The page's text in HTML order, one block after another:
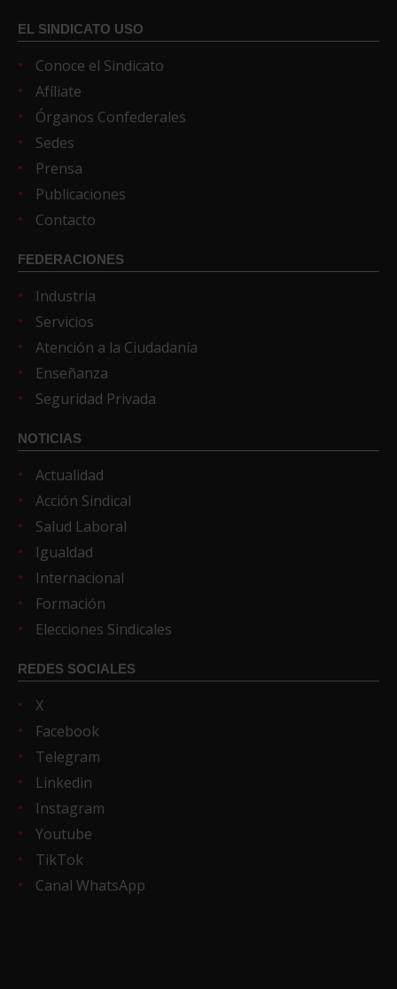
EL SINDICATO USO
Conoce el Sindicato
Afíliate
Órganos Confederales
Sedes
Prensa
Publicaciones
Contacto
FEDERACIONES
Industria
Servicios
Atención a la Ciudadanía
Enseñanza
Seguridad Privada
NOTICIAS
Actualidad
Acción Sindical
Salud Laboral
Igualdad
Internacional
Formación
Elecciones Sindicales
REDES SOCIALES
X
Facebook
Telegram
Linkedin
Instagram
Youtube
TikTok
Canal WhatsApp